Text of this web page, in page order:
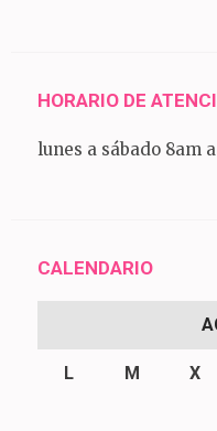
HORARIO DE
lunes a sábado
CALENDARIO
L M X